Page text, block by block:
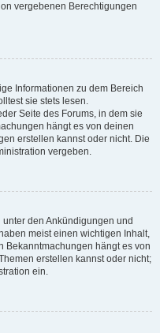
vergebenen Berechtigungen
Informationen zu dem Bereich
sie stets lesen.
Seite des Forums, in dem sie
hängt es von deinen
erstellen kannst oder nicht. Die
vergeben.
den Ankündigungen und
meist einen wichtigen Inhalt,
Bekanntmachungen hängt es von
erstellen kannst oder nicht;
ein.